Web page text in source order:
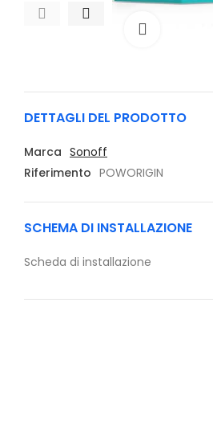
DETTAGLI DEL PRODOTTO
Marca Sonoff
Riferimento POWORIGIN
SCHEMA DI INSTALLAZIONE
Scheda di installazione